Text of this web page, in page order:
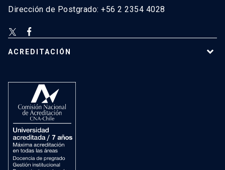
Dirección de Postgrado: +56 2 2354 4028
ACREDITACIÓN